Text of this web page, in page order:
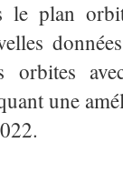
le plan
orbites
une